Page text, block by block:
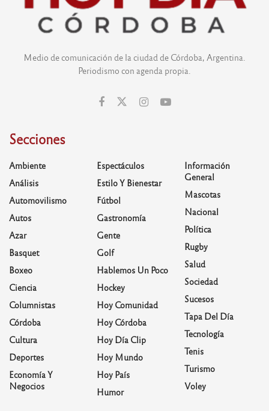
Medio de comunicación de la ciudad de Córdoba, Argentina.
Periodismo con agenda propia.
Secciones
Ambiente
Análisis
Automovilismo
Autos
Azar
Basquet
Boxeo
Ciencia
Columnistas
Córdoba
Cultura
Deportes
Economía Y
Negocios
Espectáculos
Estilo Y Bienestar
Fútbol
Gastronomía
Gente
Golf
Hablemos Un Poco
Hockey
Hoy Comunidad
Hoy Córdoba
Hoy Día Clip
Hoy Mundo
Hoy País
Humor
Información
General
Mascotas
Nacional
Política
Rugby
Salud
Sociedad
Sucesos
Tapa Del Día
Tecnología
Tenis
Turismo
Voley